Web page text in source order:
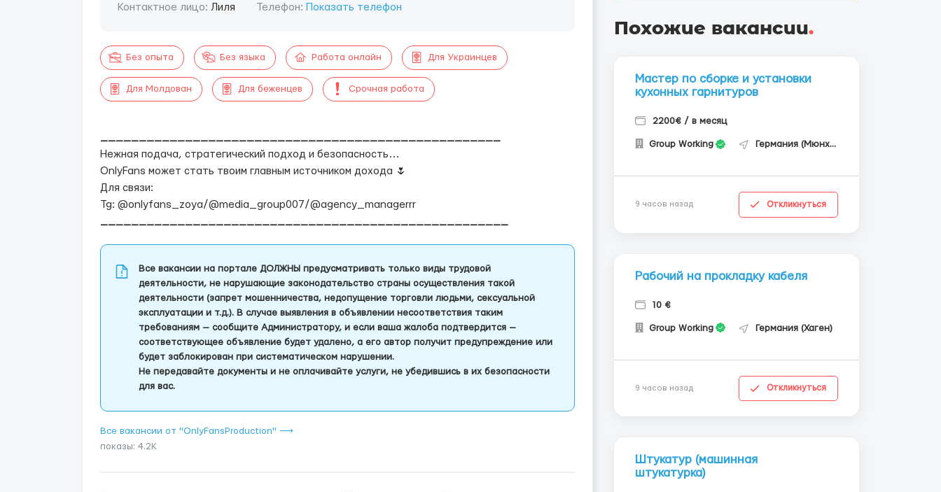
Контактное лицо: Лиля Телефон: Показать телефон
Без опыта Без языка Работа онлайн Для Украинцев
Для Молдован Для беженцев Срочная работа
____________________________________________________
Нежная подача, стратегический подход и безопасность…
OnlyFans может стать твоим главным источником дохода 🌷
Для связи:
Tg: @onlyfans_zoya/@media_group007/@agency_managerrr
_____________________________________________________
Все вакансии на портале ДОЛЖНЫ предусматривать только виды трудовой
деятельности, не нарушающие законодательство страны осуществления такой
деятельности (запрет мошенничества, недопущение торговли людьми, сексуальной
эксплуатации и т.д.). В случае выявления в объявлении несоответствия таким
требованиям — сообщите Администратору, и если ваша жалоба подтвердится —
соответствующее объявление будет удалено, а его автор получит предупреждение или
будет заблокирован при систематическом нарушении.
Не передавайте документы и не оплачивайте услуги, не убедившись в их безопасности
для вас.
Все вакансии от "OnlyFansProduction" ⟶
показы: 4.2K
Похожие вакансии.
Мастер по сборке и установки
кухонных гарнитуров
2200€ / в месяц
Group Working Германия (Мюнхен)
9 часов назад Откликнуться
Рабочий на прокладку кабеля
10 €
Group Working Германия (Хаген)
9 часов назад Откликнуться
Штукатур (машинная
штукатурка)